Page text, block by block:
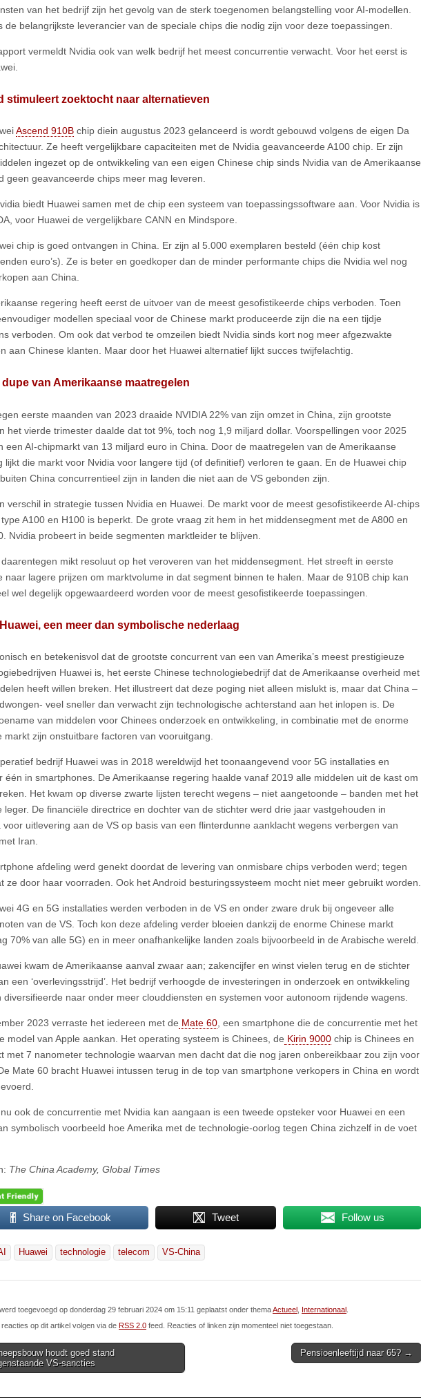
van het bedrijf zijn het gevolg van de sterk toegenomen belangstelling voor AI-modellen.
de belangrijkste leverancier van de speciale chips die nodig zijn voor deze toepassingen.
vermeldt Nvidia ook van welk bedrijf het meest concurrentie verwacht. Voor het eerst is
stimuleert zoektocht naar alternatieven
Ascend 910B chip diein augustus 2023 gelanceerd is wordt gebouwd volgens de eigen Da
Ze heeft vergelijkbare capaciteiten met de Nvidia geavanceerde A100 chip. Er zijn
ingezet op de ontwikkeling van een eigen Chinese chip sinds Nvidia van de Amerikaanse
geen geavanceerde chips meer mag leveren.
biedt Huawei samen met de chip een systeem van toepassingssoftware aan. Voor Nvidia is
voor Huawei de vergelijkbare CANN en Mindspore.
chip is goed ontvangen in China. Er zijn al 5.000 exemplaren besteld (één chip kost
euro’s). Ze is beter en goedkoper dan de minder performante chips die Nvidia wel nog
aan China.
regering heeft eerst de uitvoer van de meest gesofistikeerde chips verboden. Toen
modellen speciaal voor de Chinese markt produceerde zijn die na een tijdje
verboden. Om ook dat verbod te omzeilen biedt Nvidia sinds kort nog meer afgezwakte
aan Chinese klanten. Maar door het Huawei alternatief lijkt succes twijfelachtig.
dupe van Amerikaanse maatregelen
eerste maanden van 2023 draaide NVIDIA 22% van zijn omzet in China, zijn grootste
het vierde trimester daalde dat tot 9%, toch nog 1,9 miljard dollar. Voorspellingen voor 2025
een AI-chipmarkt van 13 miljard euro in China. Door de maatregelen van de Amerikaanse
lijkt die markt voor Nvidia voor langere tijd (of definitief) verloren te gaan. En de Huawei chip
China concurrentieel zijn in landen die niet aan de VS gebonden zijn.
verschil in strategie tussen Nvidia en Huawei. De markt voor de meest gesofistikeerde AI-chips
A100 en H100 is beperkt. De grote vraag zit hem in het middensegment met de A800 en
Nvidia probeert in beide segmenten marktleider te blijven.
daarentegen mikt resoluut op het veroveren van het middensegment. Het streeft in eerste
naar lagere prijzen om marktvolume in dat segment binnen te halen. Maar de 910B chip kan
wel degelijk opgewaardeerd worden voor de meest gesofistikeerde toepassingen.
een meer dan symbolische nederlaag
en betekenisvol dat de grootste concurrent van een van Amerika’s meest prestigieuze
Huawei is, het eerste Chinese technologiebedrijf dat de Amerikaanse overheid met
heeft willen breken. Het illustreert dat deze poging niet alleen mislukt is, maar dat China –
veel sneller dan verwacht zijn technologische achterstand aan het inlopen is. De
van middelen voor Chinees onderzoek en ontwikkeling, in combinatie met de enorme
markt zijn onstuitbare factoren van vooruitgang.
bedrijf Huawei was in 2018 wereldwijd het toonaangevend voor 5G installaties en
één in smartphones. De Amerikaanse regering haalde vanaf 2019 alle middelen uit de kast om
Het kwam op diverse zwarte lijsten terecht wegens – niet aangetoonde – banden met het
leger. De financiële directrice en dochter van de stichter werd drie jaar vastgehouden in
voor uitlevering aan de VS op basis van een flinterdunne aanklacht wegens verbergen van
Iran.
afdeling werd genekt doordat de levering van onmisbare chips verboden werd; tegen
ze door haar voorraden. Ook het Android besturingssysteem mocht niet meer gebruikt worden.
4G en 5G installaties werden verboden in de VS en onder zware druk bij ongeveer alle
van de VS. Toch kon deze afdeling verder bloeien dankzij de enorme Chinese markt
70% van alle 5G) en in meer onafhankelijke landen zoals bijvoorbeeld in de Arabische wereld.
kwam de Amerikaanse aanval zwaar aan; zakencijfer en winst vielen terug en de stichter
een ‘overlevingsstrijd’. Het bedrijf verhoogde de investeringen in onderzoek en ontwikkeling
diversifieerde naar onder meer clouddiensten en systemen voor autonoom rijdende wagens.
2023 verraste het iedereen met de Mate 60, een smartphone die de concurrentie met het
model van Apple aankan. Het operating systeem is Chinees, de Kirin 9000 chip is Chinees en
met 7 nanometer technologie waarvan men dacht dat die nog jaren onbereikbaar zou zijn voor
Mate 60 bracht Huawei intussen terug in de top van smartphone verkopers in China en wordt
ook de concurrentie met Nvidia kan aangaan is een tweede opsteker voor Huawei en een
symbolisch voorbeeld hoe Amerika met de technologie-oorlog tegen China zichzelf in de voet
The China Academy, Global Times
Share on Facebook Tweet Follow us
Huawei technologie telecom VS-China
toegevoegd op donderdag 29 februari 2024 om 15:11 geplaatst onder themaActueel Internationaal
op dit artikel volgen via de RSS 2.0 feed. Reacties of linken zijn momenteel niet toegestaan.
houdt goed stand
VS-sancties
Pensioenleeftijd naar 65? →